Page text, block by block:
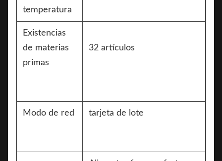
temperatura
Existencias
de materias
primas
32 artículos
Modo de red tarjeta de lote